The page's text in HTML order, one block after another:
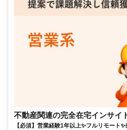
不動産関連の完全在宅インサイ
【必須】営業経験1年以上✨フルリモート